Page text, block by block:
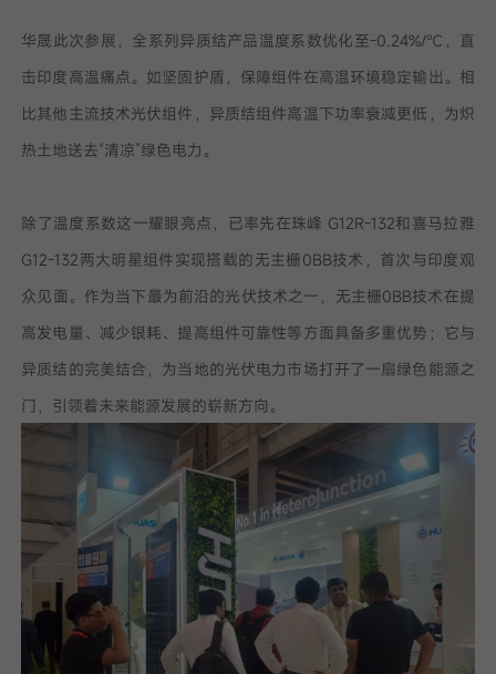
华晟此次参展，全系列异质结产品温度系数优化至-0.24%/℃，直
击印度高温痛点。如坚固护盾，保障组件在高温环境稳定输出。相
比其他主流技术光伏组件，异质结组件高温下功率衰减更低，为炽
热土地送去“清凉”绿色电力。
除了温度系数这一耀眼亮点，已率先在珠峰 G12R-132和喜马拉雅
G12-132两大明星组件实现搭载的无主栅0BB技术，首次与印度观
众见面。作为当下最为前沿的光伏技术之一，无主栅0BB技术在提
高发电量、减少银耗、提高组件可靠性等方面具备多重优势；它与
异质结的完美结合，为当地的光伏电力市场打开了一扇绿色能源之
门，引领着未来能源发展的崭新方向。